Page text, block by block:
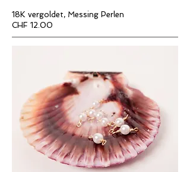
18K vergoldet, Messing Perlen
CHF 12.00